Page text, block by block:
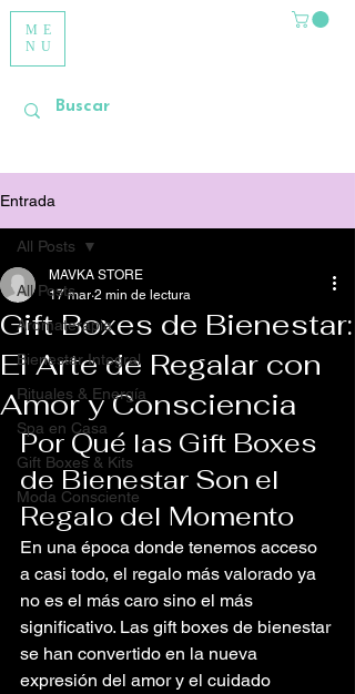
ME
NU
Entrada
All Posts
Aromaterapia
Bienestar Integral
Rituales & Energía
Spa en Casa
Gift Boxes & Kits
Moda Consciente
All Posts
Gift Boxes de Bienestar:
El Arte de Regalar con
Amor y Consciencia
MAVKA STORE
17 mar 2 min de lectura
Por Qué las Gift Boxes
de Bienestar Son el
Regalo del Momento
En una época donde tenemos acceso
a casi todo, el regalo más valorado ya
no es el más caro sino el más
significativo. Las gift boxes de bienestar
se han convertido en la nueva
expresión del amor y el cuidado